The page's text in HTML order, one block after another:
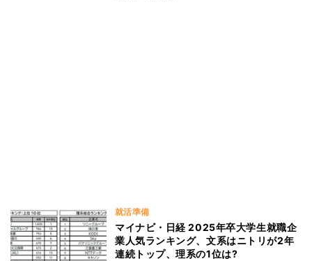
就活準備
マイナビ・日経 2025年卒大学生就職企
業人気ランキング、文系はニトリが2年
連続トップ、理系の1位は?